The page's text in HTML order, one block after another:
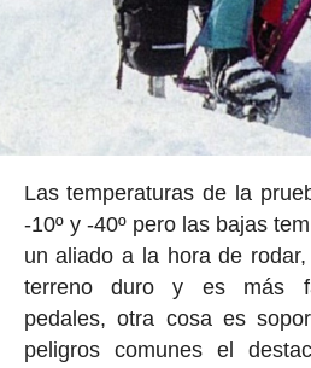
Las temperaturas de la
-10º y -40º pero las bajas
un aliado a la hora de
terreno duro y es más
pedales, otra cosa es
peligros comunes el